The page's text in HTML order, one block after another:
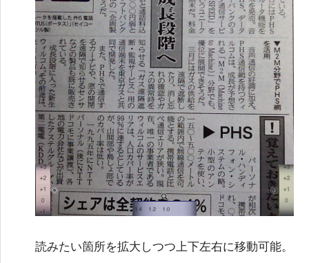
読みたい箇所を拡大しつつ上下左右に移動可能。